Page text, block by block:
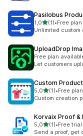
Pasilobus
1,05 yıldız
(1)
toplam 1
•Free
Unlimited
UploadDrop
Free plan
Let customers
Custom
5,05 yıldız
(1)
toplam 1•Free
Custom creation
Korvaix Proof &
5,05 yıldız
(1)
toplam 1•Free
Send a proof, get